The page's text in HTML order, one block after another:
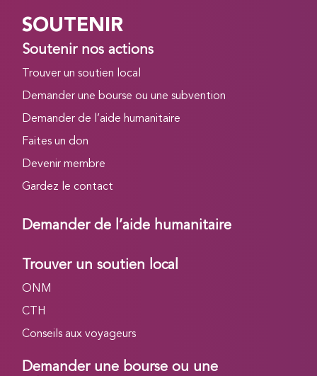
SOUTENIR
Soutenir nos actions
Trouver un soutien local
Demander une bourse ou une subvention
Demander de l’aide humanitaire
Faites un don
Devenir membre
Gardez le contact
Demander de l’aide humanitaire
Trouver un soutien local
ONM
CTH
Conseils aux voyageurs
Demander une bourse ou une